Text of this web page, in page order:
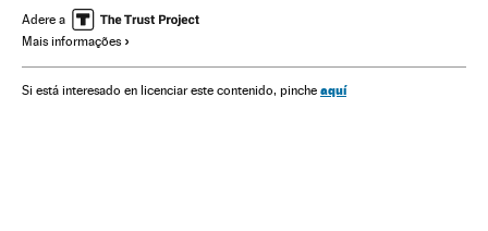
Adere a
Mais informações
Si está interesado en licenciar este contenido, pinche aquí